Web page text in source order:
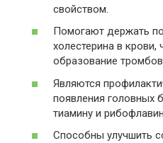
свойством.
Помогают держать
холестерина в
образование
Являются
появления головных
тиамину и
Способны улучшить